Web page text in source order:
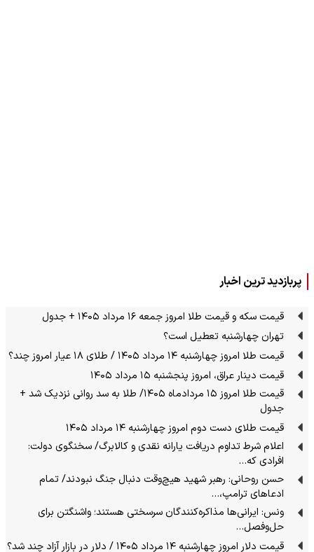
پربازدید ترین اخبار
قیمت سکه و قیمت طلا امروز جمعه ۱۶ مرداد ۱۴۰۵ + جدول
تهران چهارشنبه تعطیل است؟
قیمت طلا امروز چهارشنبه ۱۴ مرداد ۱۴۰۵ / طلای ۱۸ عیار امروز چند؟
قیمت دینار عراق، امروز پنجشنبه ۱۵ مرداد ۱۴۰۵
قیمت طلا امروز ۱۵ مردادماه ۱۴۰۵/ طلا به سد روانی نزدیک شد +
جدول
قیمت طلای دست دوم امروز چهارشنبه ۱۴ مرداد ۱۴۰۵
اعلام شرط تداوم دریافت یارانه نقدی و کالابرگ/ سخنگوی دولت:
افرادی که…
حسن روحانی: رهبر شهید هیچ‌وقت دنبال جنگ نبودند/ تمام
ادعاهای ترامپ،…
ونس: ایرانی‌ها مذاکره‌کنندگان سرسختی هستند؛ واشنگتن برای
حل‌وفصل…
قیمت دلار امروز چهارشنبه ۱۴ مرداد ۱۴۰۵ / دلار در بازار آزاد چند شد؟